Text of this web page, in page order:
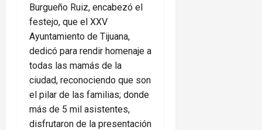
Burgueño Ruiz, encabezó el
festejo, que el XXV
Ayuntamiento de Tijuana,
dedicó para rendir homenaje a
todas las mamás de la
ciudad, reconociendo que son
el pilar de las familias; donde
más de 5 mil asistentes,
disfrutaron de la presentación